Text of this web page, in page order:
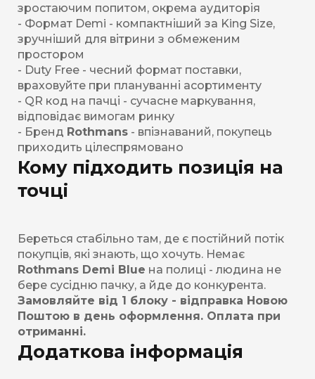
зростаючим попитом, окрема аудиторія
- Формат Demi - компактніший за King Size,
зручніший для вітрини з обмеженим
простором
- Duty Free - чесний формат поставки,
враховуйте при плануванні асортименту
- QR код на пачці - сучасне маркування,
відповідає вимогам ринку
- Бренд Rothmans - впізнаваний, покупець
приходить цілеспрямовано
Кому підходить позиція на
точці
Береться стабільно там, де є постійний потік
покупців, які знають, що хочуть. Немає
Rothmans Demi Blue на полиці - людина не
бере сусідню пачку, а йде до конкурента.
Замовляйте від 1 блоку - відправка Новою
Поштою в день оформлення. Оплата при
отриманні.
Додаткова інформація